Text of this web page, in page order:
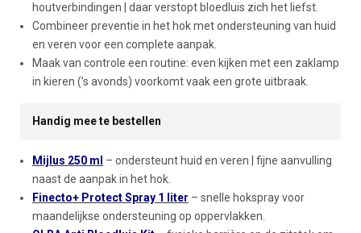
houtverbindingen | daar verstopt bloedluis zich het liefst.
Combineer preventie in het hok met ondersteuning van huid
en veren voor een complete aanpak.
Maak van controle een routine: even kijken met een zaklamp
in kieren (’s avonds) voorkomt vaak een grote uitbraak.
Handig mee te bestellen
Mijlus 250 ml – ondersteunt huid en veren | fijne aanvulling
naast de aanpak in het hok.
Finecto+ Protect Spray 1 liter – snelle hokspray voor
maandelijkse ondersteuning op oppervlakken.